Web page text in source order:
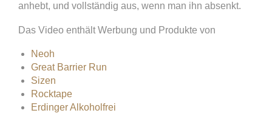
anhebt, und vollständig aus, wenn man ihn absenkt.
Das Video enthält Werbung und Produkte von
Neoh
Great Barrier Run
Sizen
Rocktape
Erdinger Alkoholfrei